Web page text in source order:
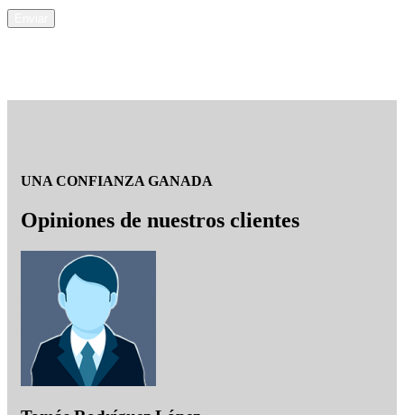
UNA CONFIANZA GANADA
Opiniones de nuestros clientes